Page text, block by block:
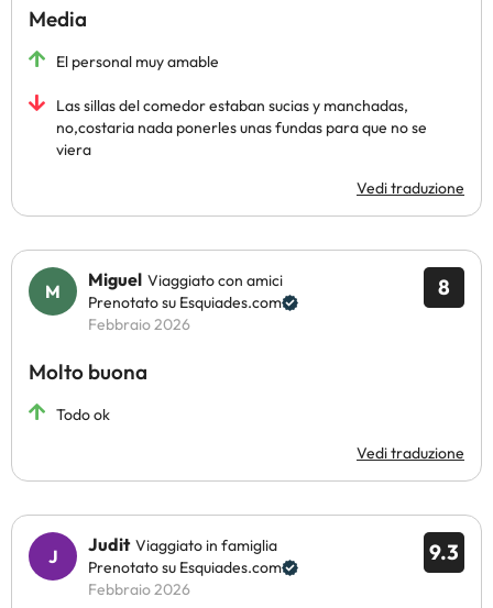
Media
El personal muy amable
Las sillas del comedor estaban sucias y manchadas,
no,costaria nada ponerles unas fundas para que no se
viera
Vedi traduzione
8
Miguel Viaggiato con amici
Prenotato su Esquiades.com
Febbraio 2026
Molto buona
Todo ok
Vedi traduzione
9.3
Judit Viaggiato in famiglia
Prenotato su Esquiades.com
Febbraio 2026